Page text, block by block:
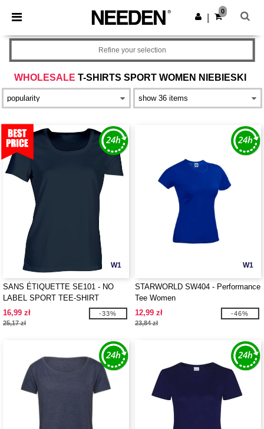
× Aplikacja Needen
Lepsze ceny w aplikacji!
Pobierz app
0
WHOLESALE T-SHIRTS SPORT WOMEN NIEBIESKI
Refine your selection
W1
SANS ÉTIQUETTE SE101 - NO
LABEL SPORT TEE-SHIRT
WOMEN
16,99 zł
25,17 zł
-33%
W1
STARWORLD SW404 - Performance
Tee Women
12,99 zł
23,84 zł
-46%